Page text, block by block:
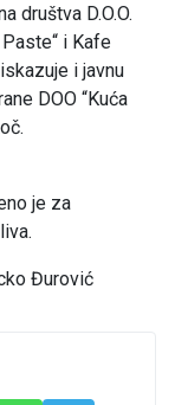
društva D.O.O.
Paste“ i Kafe
i javnu
DOO “Kuća
je za
Đurović